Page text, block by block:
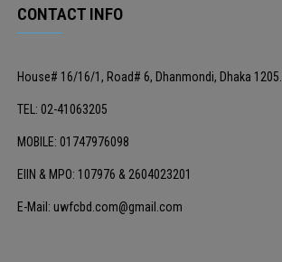
CONTACT INFO
House# 16/16/1, Road# 6, Dhanmondi, Dhaka 1205.
TEL: 02-41063205
MOBILE: 01747976098
EIIN & MPO: 107976 & 2604023201
E-Mail: uwfcbd.com@gmail.com